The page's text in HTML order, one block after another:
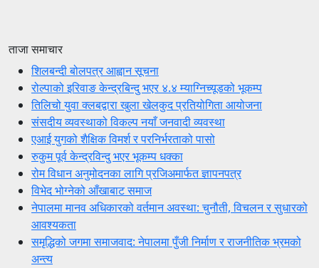
ताजा समाचार
शिलबन्दी बोलपत्र आह्वान सूचना
रोल्पाको इरिवाङ केन्द्रबिन्दु भएर ४.४ म्याग्निच्यूडको भूकम्प
तिलिचो युवा क्लबद्वारा खुला खेलकुद प्रतियोगिता आयोजना
संसदीय व्यवस्थाको विकल्प नयाँ जनवादी व्यवस्था
एआई युगको शैक्षिक विमर्श र परनिर्भरताको पासो
रुकुम पूर्व केन्द्रविन्दु भएर भूकम्प धक्का
रोम विधान अनुमोदनका लागि प्रजिअमार्फत ज्ञापनपत्र
विभेद भोग्नेको आँखाबाट समाज
नेपालमा मानव अधिकारको वर्तमान अवस्था: चुनौती, विचलन र सुधारको
आवश्यकता
समृद्धिको जगमा समाजवाद: नेपालमा पुँजी निर्माण र राजनीतिक भ्रमको
अन्त्य